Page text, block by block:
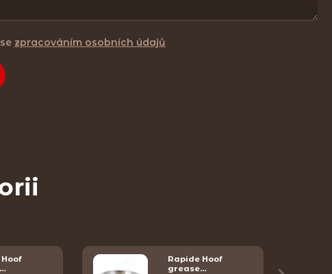
zpracováním osobních údajů
Rapide Hoof
grease…